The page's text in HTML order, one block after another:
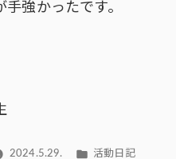
強かったです。
2024.5.29.
カ
活動日記